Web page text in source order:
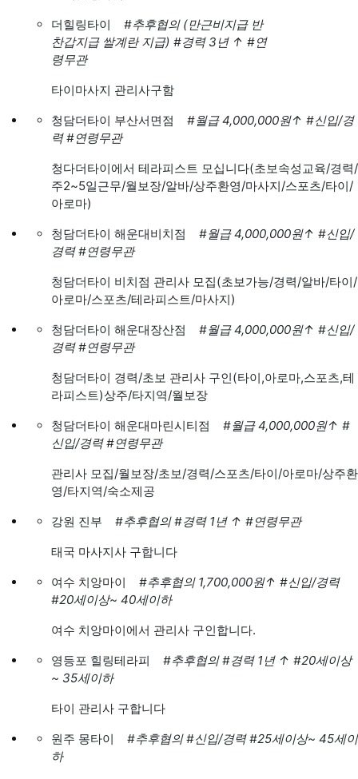
더힐링타이
#추후협의 (만근비지급 반
찬갑지급 쌀계란 지급) #경력 3년 ↑ #연
령무관
타이마사지 관리사구함
청담더타이 부산서면점
#월급 4,000,000원↑ #신입/경
력 #연령무관
청다더타이에서 테라피스트 모십니다(초보속성교육/경력/
주2~5일근무/월보장/알바/상주환영/마사지/스포츠/타이/
아로마)
청담더타이 해운대비치점
#월급 4,000,000원↑ #신입/
경력 #연령무관
청담더타이 비치점 관리사 모집(초보가능/경력/알바/타이/
아로마/스포츠/테라피스트/마사지)
청담더타이 해운대장산점
#월급 4,000,000원↑ #신입/
경력 #연령무관
청담더타이 경력/초보 관리사 구인(타이,아로마,스포츠,테
라피스트)상주/타지역/월보장
청담더타이 해운대마린시티점
#월급 4,000,000원↑ #
신입/경력 #연령무관
관리사 모집/월보장/초보/경력/스포츠/타이/아로마/상주환
영/타지역/숙소제공
강원 진부
#추후협의 #경력 1년 ↑ #연령무관
태국 마사지사 구합니다
여수 치앙마이
#추후협의 1,700,000원↑ #신입/경력
#20세이상~ 40세이하
여수 치앙마이에서 관리사 구인합니다.
영등포 힐링테라피
#추후협의 #경력 1년 ↑ #20세이상
~ 35세이하
타이 관리사 구합니다
원주 몽타이
#추후협의 #신입/경력 #25세이상~ 45세이
하